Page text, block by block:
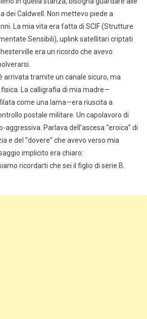
dei Caldwell. Non mettevo piede a
La mia vita era fatta di SCIF (Strutture
Sensibili), uplink satellitari criptati
era un ricordo che avevo
arrivata tramite un canale sicuro, ma
La calligrafia di mia madre—
come una lama—era riuscita a
postale militare. Un capolavoro di
Parlava dell’ascesa “eroica” di
e del “dovere” che avevo verso mia
implicito era chiaro:
ricordarti che sei il figlio di serie B.